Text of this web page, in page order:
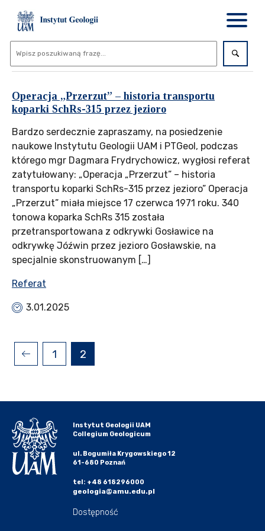
Operacja „Przerzut” – historia transportu
koparki SchRs-315 przez jezioro
Bardzo serdecznie zapraszamy, na posiedzenie
naukowe Instytutu Geologii UAM i PTGeol, podczas
którego mgr Dagmara Frydrychowicz, wygłosi referat
zatytułowany: „Operacja „Przerzut” – historia
transportu koparki SchRs-315 przez jezioro” Operacja
„Przerzut” miała miejsce 17 czerwca 1971 roku. 340
tonowa koparka SchRs 315 została
przetransportowana z odkrywki Gosławice na
odkrywkę Jóźwin przez jezioro Gosławskie, na
specjalnie skonstruowanym […]
Referat
3.01.2025
1 2
Instytut Geologii UAM
Collegium Geologicum
ul. Bogumiła Krygowskiego 12
61-680 Poznań
tel: +48 618296000
geologia@amu.edu.pl
Dostępność